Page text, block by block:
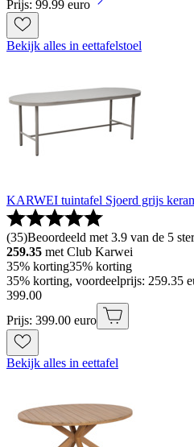
Prijs: 99.99 euro
Bekijk alles in eettafelstoel
KARWEI tuintafel Sjoerd grijs
(35)Beoordeeld met 3.9 van de 5
259.35 met Club Karwei
35% korting35% korting
35% korting, voordeelprijs: 259.35
399.00
Prijs: 399.00 euro
Bekijk alles in eettafel